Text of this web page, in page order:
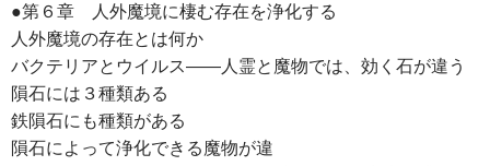
●第６章 人外魔境に棲む存在を浄化する
人外魔境の存在とは何か
バクテリアとウイルス――人霊と魔物では、効く石が違う
隕石には３種類ある
鉄隕石にも種類がある
隕石によって浄化できる魔物が違